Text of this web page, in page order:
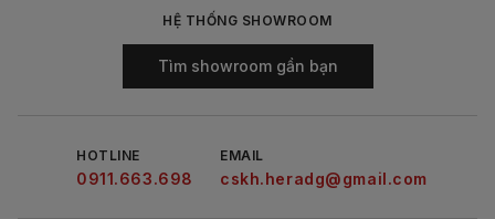
HỆ THỐNG SHOWROOM
Tìm showroom gần bạn
HOTLINE
0911.663.698
EMAIL
cskh.heradg@gmail.com